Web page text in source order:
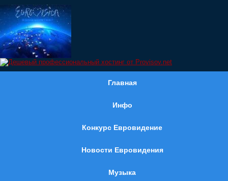
Главная
Инфо
Конкурс Евровидение
Новости Евровидения
Музыка